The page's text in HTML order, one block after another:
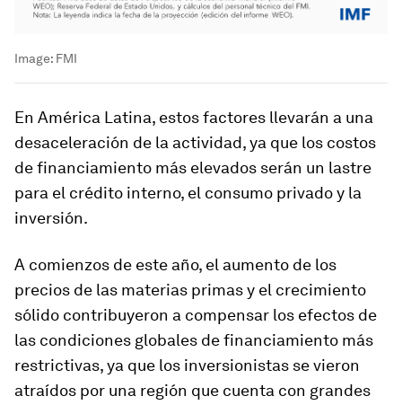
Image: FMI
En América Latina, estos factores llevarán a una
desaceleración de la actividad, ya que los costos
de financiamiento más elevados serán un lastre
para el crédito interno, el consumo privado y la
inversión.
A comienzos de este año, el aumento de los
precios de las materias primas y el crecimiento
sólido contribuyeron a compensar los efectos de
las condiciones globales de financiamiento más
restrictivas, ya que los inversionistas se vieron
atraídos por una región que cuenta con grandes